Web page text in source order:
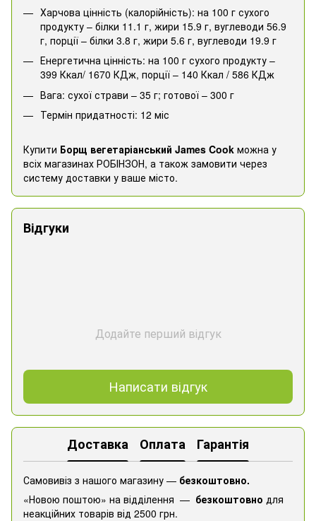
Харчова цінність (калорійність): на 100 г сухого
продукту – білки 11.1 г, жири 15.9 г, вуглеводи 56.9
г, порції – білки 3.8 г, жири 5.6 г, вуглеводи 19.9 г
Енергетична цінність: на 100 г сухого продукту –
399 Ккал/ 1670 КДж, порції – 140 Ккал / 586 КДж
Вага: сухої страви – 35 г; готової – 300 г
Термін придатності: 12 міс
Купити Борщ вегетаріанський James Cook можна у
всіх магазинах РОБІНЗОН, а також замовити через
систему доставки у ваше місто.
Відгуки
Додайте перший відгук
Написати відгук
Доставка Оплата Гарантія
Самовивіз з нашого магазину — безкоштовно.
«Новою поштою» на відділення — безкоштовно для
неакційних товарів від 2500 грн.